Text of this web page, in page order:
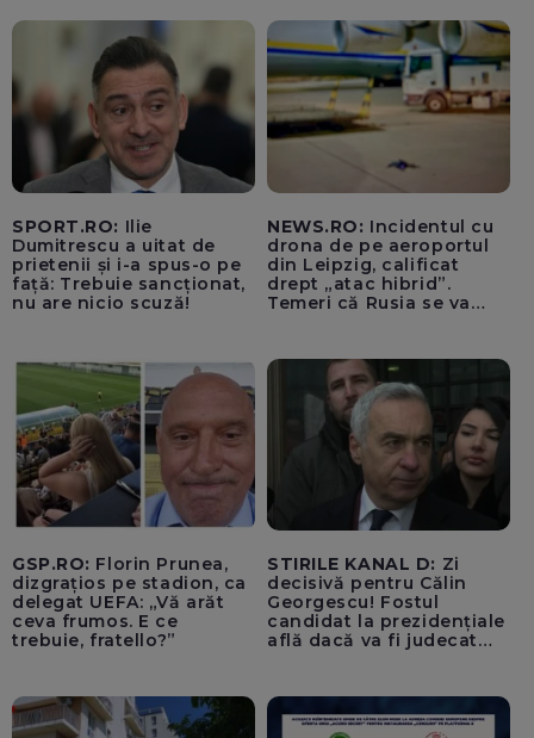
SPORT.RO: Ilie
Dumitrescu a uitat de
prietenii și i-a spus-o pe
față: Trebuie sancționat,
nu are nicio scuză!
NEWS.RO: Incidentul cu
drona de pe aeroportul
din Leipzig, calificat
drept „atac hibrid”.
Temeri că Rusia se va
neagă informațiile că
avioanele ucrainene din
apropierea dronei ar fi
fost încărcate cu muniție
GSP.RO: Florin Prunea,
dizgrațios pe stadion, ca
delegat UEFA: „Vă arăt
ceva frumos. E ce
trebuie, fratello?”
STIRILE KANAL D: Zi
decisivă pentru Călin
Georgescu! Fostul
candidat la prezidențiale
află dacă va fi judecat